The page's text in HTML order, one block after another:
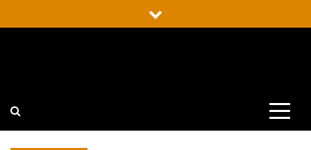
to